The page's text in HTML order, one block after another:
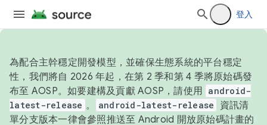
登入
為配合主幹穩定開發模型，並確保生態系統的平台穩定
性，我們將自 2026 年起，在第 2 季和第 4 季將原始碼發
布至 AOSP。如要建構及貢獻 AOSP，請使用 android-
latest-release 。 android-latest-release
資訊清
單分支版本一律會參照推送至 Android 開放原始碼計畫的